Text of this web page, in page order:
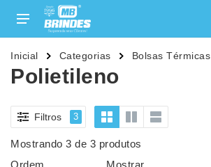
Inicial Categorias Bolsas Térmicas
Polietileno
Filtros 3
Mostrando 3 de 3 produtos
Ordem
Mostrar